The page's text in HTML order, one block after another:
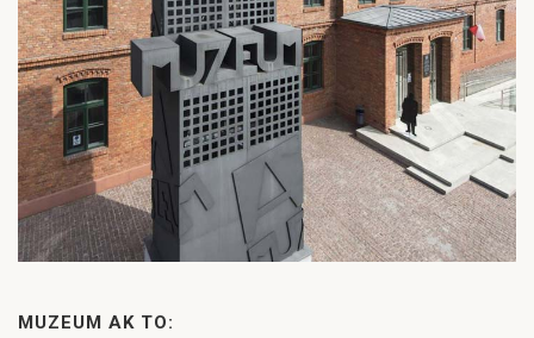
MUZEUM AK TO: